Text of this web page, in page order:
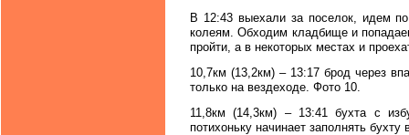
В 12:43 выехали за поселок, идем
колеям. Обходим кладбище и
пройти, а в некоторых местах и
10,7км (13,2км) – 13:17 брод через
только на вездеходе. Фото 10.
11,8км (14,3км) – 13:41 бухта с
потихоньку начинает заполнять бухту